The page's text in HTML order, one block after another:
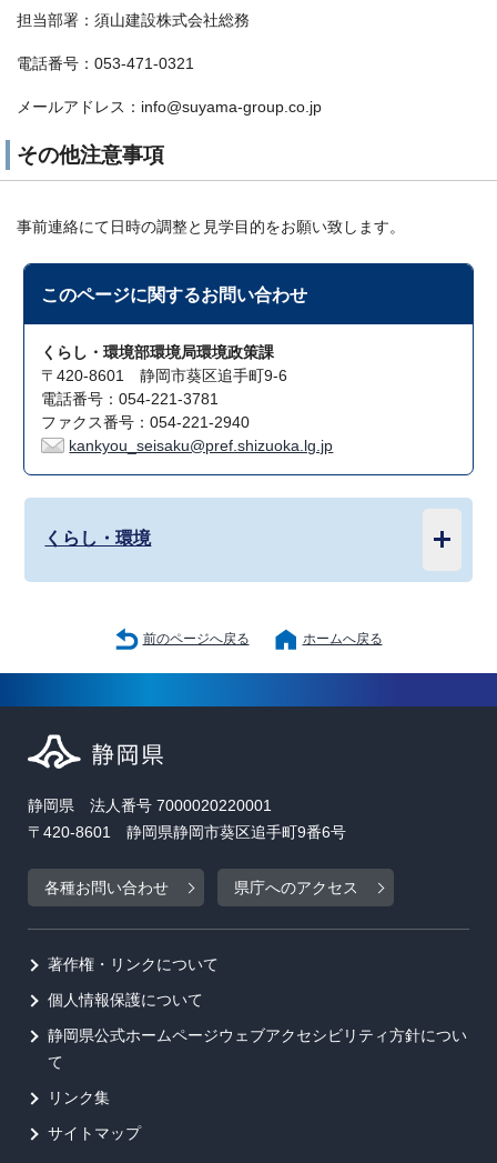
担当部署：須山建設株式会社総務
電話番号：053-471-0321
メールアドレス：info@suyama-group.co.jp
その他注意事項
事前連絡にて日時の調整と見学目的をお願い致します。
このページに関するお問い合わせ
くらし・環境部環境局環境政策課
〒420-8601 静岡市葵区追手町9-6
電話番号：054-221-3781
ファクス番号：054-221-2940
kankyou_seisaku@pref.shizuoka.lg.jp
くらし・環境
前のページへ戻る ホームへ戻る
静岡県 法人番号 7000020220001
〒420-8601 静岡県静岡市葵区追手町9番6号
各種お問い合わせ 県庁へのアクセス
著作権・リンクについて
個人情報保護について
静岡県公式ホームページウェブアクセシビリティ方針につい
て
リンク集
サイトマップ